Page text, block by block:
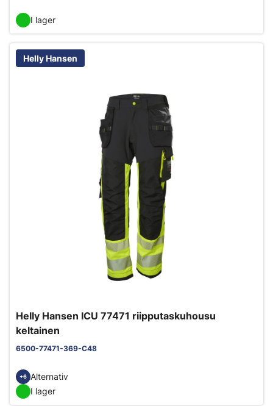
I lager
Helly Hansen
Helly Hansen ICU 77471 riipputaskuhousu
keltainen
6500-77471-369-C48
+6
Alternativ
I lager